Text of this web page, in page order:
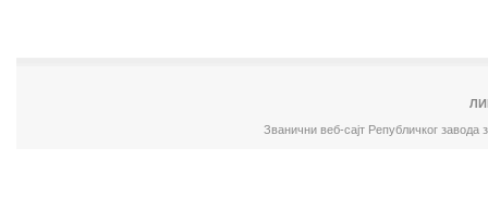
Званични веб-сајт Републичког